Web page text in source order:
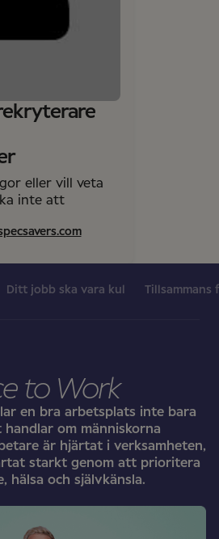
eller vill veta
inte att
Ditt jobb ska vara kul Tillsammans
to Work
en bra arbetsplats inte bara
om människorna
är hjärtat i verksamheten,
starkt genom att prioritera
hälsa och självkänsla.